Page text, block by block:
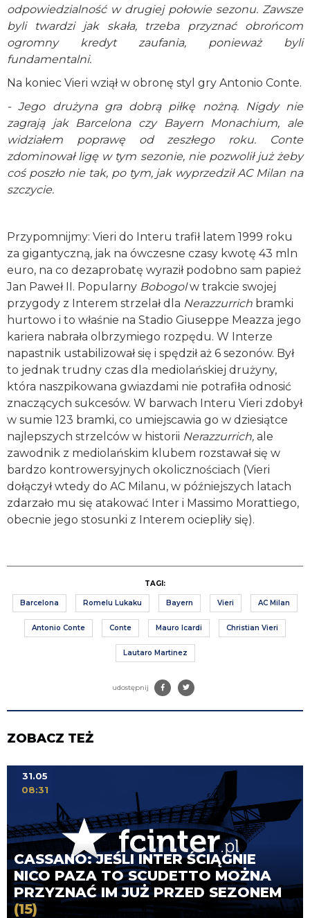
odpowiedzialność w drugiej połowie sezonu. Zawsze
byli twardzi jak skała, trzeba przyznać obrońcom
ogromny kredyt zaufania, ponieważ byli
fundamentalni.
Na koniec Vieri wziął w obronę styl gry Antonio Conte.
- Jego drużyna gra dobrą piłkę nożną. Nigdy nie
zagrają jak Barcelona czy Bayern Monachium, ale
widziałem poprawę od zeszłego roku. Conte
zdominował ligę w tym sezonie, nie pozwolił już żeby
coś poszło nie tak, po tym, jak wyprzedził AC Milan na
szczycie.
Przypomnijmy: Vieri do Interu trafił latem 1999 roku
za gigantyczną, jak na ówczesne czasy kwotę 43 mln
euro, na co dezaprobatę wyraził podobno sam papież
Jan Paweł II. Popularny Bobogolw trakcie swojej
przygody z Interem strzelał dla Nerazzurrich bramki
hurtowo i to właśnie na Stadio Giuseppe Meazza jego
kariera nabrała olbrzymiego rozpędu. W Interze
napastnik ustabilizował się i spędził aż 6 sezonów. Był
to jednak trudny czas dla mediolańskiej drużyny,
która naszpikowana gwiazdami nie potrafiła odnosić
znaczących sukcesów. W barwach Interu Vieri zdobył
w sumie 123 bramki, co umiejscawia go w dziesiątce
najlepszych strzelców w historii Nerazzurrich, ale
zawodnik z mediolańskim klubem rozstawał się w
bardzo kontrowersyjnych okolicznościach (Vieri
dołączył wtedy do AC Milanu, w późniejszych latach
zdarzało mu się atakować Inter i Massimo Morattiego,
obecnie jego stosunki z Interem ociepliły się).
TAGI:
Barcelona Romelu Lukaku Bayern Vieri AC Milan
Antonio Conte Conte Mauro Icardi Christian Vieri
Lautaro Martinez
udostępnij
ZOBACZ TEŻ
CASSANO: JEŚLI INTER ŚCIĄGNIE
NICO PAZA TO SCUDETTO MOŻNA
PRZYZNAĆ IM JUŻ PRZED SEZONEM
(15)
31.05
08:31